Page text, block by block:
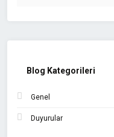
Blog Kategorileri
Genel
Duyurular